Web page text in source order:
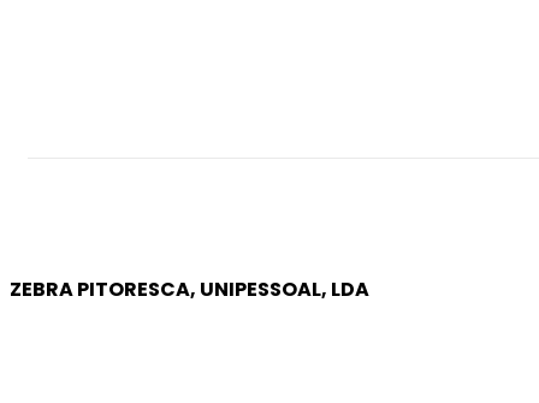
ZEBRA PITORESCA, UNIPESSOAL, LDA